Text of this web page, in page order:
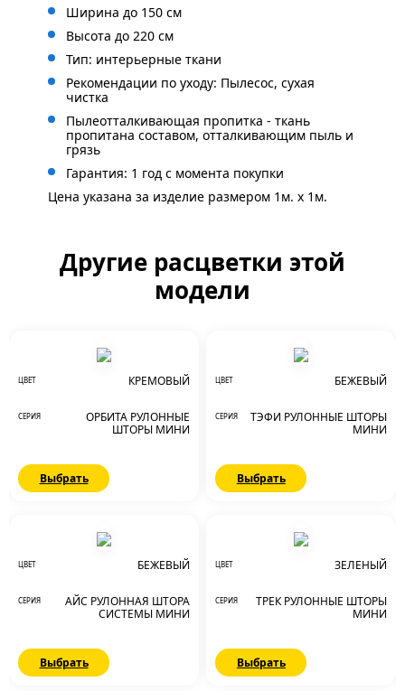
Ширина до 150 см
Высота до 220 см
Тип: интерьерные ткани
Рекомендации по уходу: Пылесос, сухая
чистка
Пылеотталкивающая пропитка - ткань
пропитана составом, отталкивающим пыль и
грязь
Гарантия: 1 год с момента покупки
Цена указана за изделие размером 1м. x 1м.
Другие расцветки этой
модели
ЦВЕТ КРЕМОВЫЙ
СЕРИЯ
ОРБИТА РУЛОННЫЕ
ШТОРЫ МИНИ
Выбрать
ЦВЕТ БЕЖЕВЫЙ
СЕРИЯ
ТЭФИ РУЛОННЫЕ ШТОРЫ
МИНИ
Выбрать
ЦВЕТ БЕЖЕВЫЙ
СЕРИЯ
АЙС РУЛОННАЯ ШТОРА
СИСТЕМЫ МИНИ
Выбрать
ЦВЕТ ЗЕЛЕНЫЙ
СЕРИЯ
ТРЕК РУЛОННЫЕ ШТОРЫ
МИНИ
Выбрать